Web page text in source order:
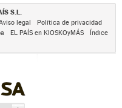
S.L.
legal
Política de privacidad
EL PAÍS en KIOSKOyMÁS
Índice